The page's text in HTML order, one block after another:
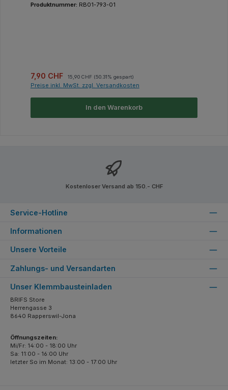
Produktnummer: RB01-793-01
Verkaufspreis:
7,90 CHF 15,90 CHF (50.31% gespart)
Preise inkl. MwSt. zzgl. Versandkosten
In den Warenkorb
Kostenloser Versand ab 150.- CHF
Service-Hotline
Informationen
Unsere Vorteile
Zahlungs- und Versandarten
Unser Klemmbausteinladen
BRIFS Store
Herrengasse 3
8640 Rapperswil-Jona
Öffnungszeiten:
Mi/Fr: 14:00 - 18:00 Uhr
Sa: 11:00 - 16:00 Uhr
letzter So im Monat: 13:00 - 17:00 Uhr